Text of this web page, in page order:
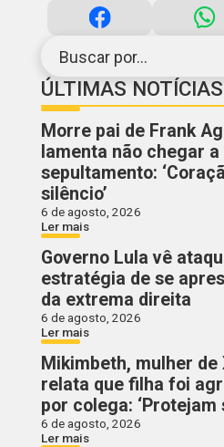
Buscar por...
ÚLTIMAS NOTÍCIAS
Morre pai de Frank
lamenta não chegar
sepultamento:
silêncio’
6 de agosto, 2026
Ler mais
Governo Lula vê
estratégia de se
da extrema direita
6 de agosto, 2026
Ler mais
Mikimbeth, mulher de
relata que filha foi
por colega: ‘Protejam
6 de agosto, 2026
Ler mais